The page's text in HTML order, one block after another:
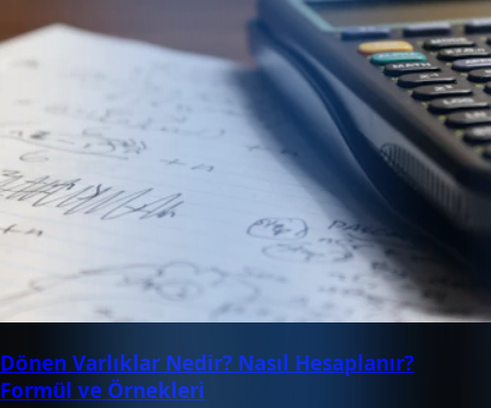
Dönen Varlıklar Nedir? Nasıl Hesaplanır?
Formül ve Örnekleri